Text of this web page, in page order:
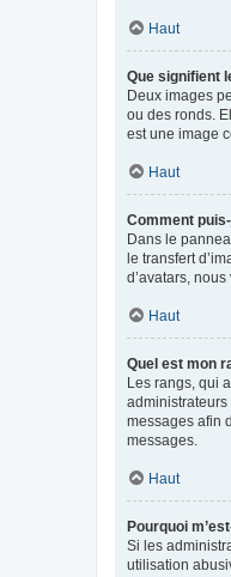
Haut
Que signifient
Deux images
ou des ronds.
est une image
Haut
Comment
Dans le
le transfert
d’avatars,
Haut
Quel est mon
Les rangs, qui
messages afin
messages.
Haut
Pourquoi
Si les
utilisation